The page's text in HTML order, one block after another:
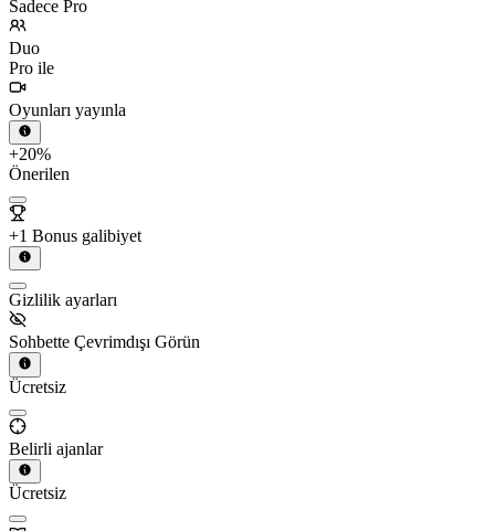
Sadece Pro
Duo
Pro ile
Oyunları yayınla
+20%
Önerilen
+1 Bonus galibiyet
Gizlilik ayarları
Sohbette Çevrimdışı Görün
Ücretsiz
Belirli ajanlar
Ücretsiz